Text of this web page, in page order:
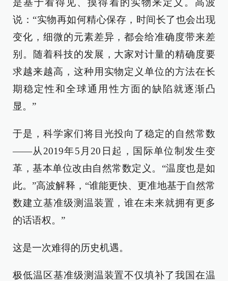
是基于看得见、摸得着的实物来定义。高波
说：“实物再如何精心保存，时间长了也会出现
变化，细微的元素差异，都会给准确度带来差
别。随着科技的发展，大家对计量的精确度要
求越来越高，这种用实物定义单位的方法在长
期稳定性和全球通用性方面的缺陷就逐渐凸
显。”
于是，科学家们将目光投向了稳定的自然常数
——从2019年5月20日起，国际单位制发生变
革，基本单位改由自然常数定义。“温度也是如
此。”高波解释，“谁能更快、更准地基于自然常
数建立基准级测温装置，谁在未来就拥有更多
的话语权。”
这是一次难得的历史机遇。
极低温区基准级测温装置不仅填补了我国在温